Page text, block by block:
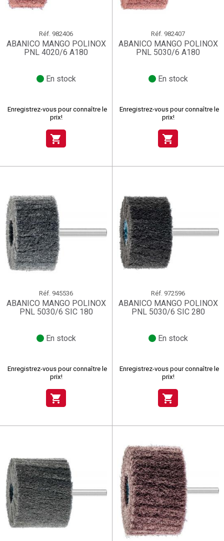
Réf. 982406
ABANICO MANGO POLINOX
PNL 4020/6 A180
En stock
Enregistrez-vous pour connaître le
prix!
shopping_cart
Réf. 982407
ABANICO MANGO POLINOX
PNL 5030/6 A180
En stock
Enregistrez-vous pour connaître le
prix!
shopping_cart
Réf. 945536
ABANICO MANGO POLINOX
PNL 5030/6 SIC 180
En stock
Enregistrez-vous pour connaître le
prix!
shopping_cart
Réf. 972596
ABANICO MANGO POLINOX
PNL 5030/6 SIC 280
En stock
Enregistrez-vous pour connaître le
prix!
shopping_cart